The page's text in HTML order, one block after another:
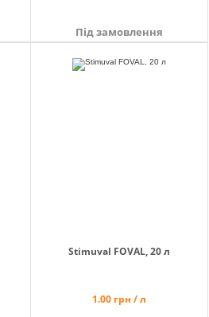
Під замовлення
Stimuval FOVAL, 20 л
1.00 грн / л